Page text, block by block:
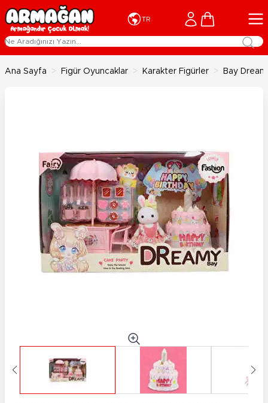
İçeriğe geç
TR Cart
Ana Sayfa > Figür Oyuncaklar > Karakter Figürler > Bay